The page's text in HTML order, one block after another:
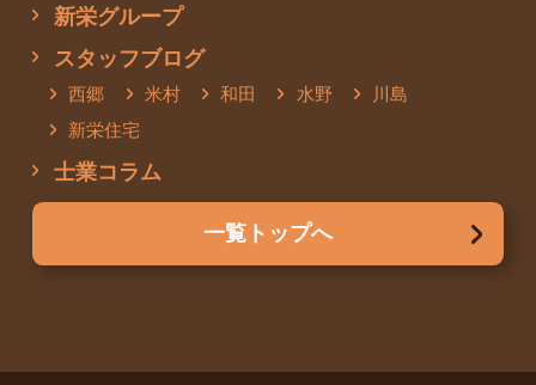
新栄グループ
スタッフブログ
西郷 米村 和田 水野
川島
新栄住宅
士業コラム
一覧トップへ